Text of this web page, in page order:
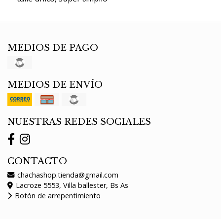
MEDIOS DE PAGO
MEDIOS DE ENVÍO
NUESTRAS REDES SOCIALES
CONTACTO
chachashop.tienda@gmail.com
Lacroze 5553, Villa ballester, Bs As
Botón de arrepentimiento